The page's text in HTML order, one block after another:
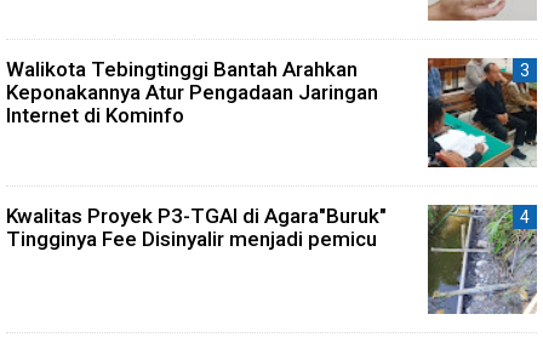
Walikota Tebingtinggi Bantah Arahkan
Keponakannya Atur Pengadaan Jaringan
Internet di Kominfo
Kwalitas Proyek P3-TGAI di Agara"Buruk"
Tingginya Fee Disinyalir menjadi pemicu